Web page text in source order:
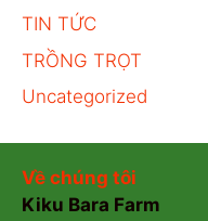
TIN TỨC
TRỒNG TRỌT
Uncategorized
Về chúng tôi
Kiku Bara Farm